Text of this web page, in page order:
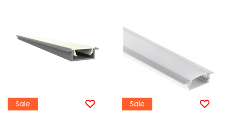
Sale Sale